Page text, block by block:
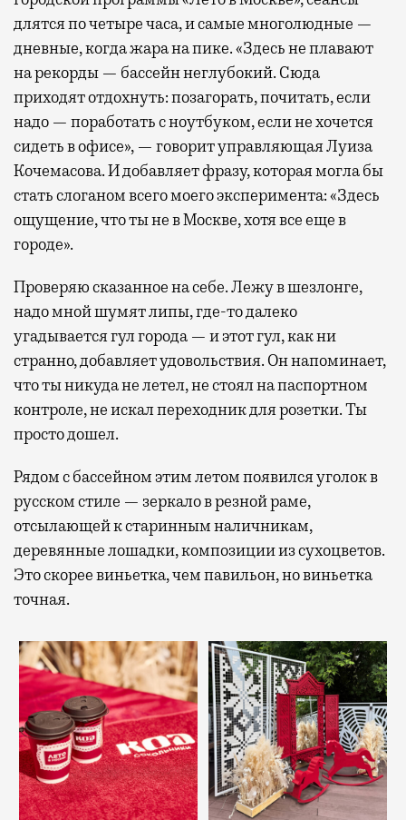
длятся по четыре часа, и самые многолюдные —
дневные, когда жара на пике. «Здесь не плавают
на рекорды — бассейн неглубокий. Сюда
приходят отдохнуть: позагорать, почитать, если
надо — поработать с ноутбуком, если не хочется
сидеть в офисе», — говорит управляющая Луиза
Кочемасова. И добавляет фразу, которая могла бы
стать слоганом всего моего эксперимента: «Здесь
ощущение, что ты не в Москве, хотя все еще в
городе».
Проверяю сказанное на себе. Лежу в шезлонге,
надо мной шумят липы, где-то далеко
угадывается гул города — и этот гул, как ни
странно, добавляет удовольствия. Он напоминает,
что ты никуда не летел, не стоял на паспортном
контроле, не искал переходник для розетки. Ты
просто дошел.
Рядом с бассейном этим летом появился уголок в
русском стиле — зеркало в резной раме,
отсылающей к старинным наличникам,
деревянные лошадки, композиции из сухоцветов.
Это скорее виньетка, чем павильон, но виньетка
точная.